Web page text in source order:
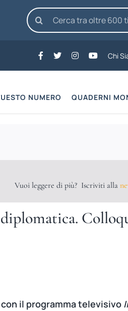
Cerca
per:
Chi
NUMERO QUADERNI
Vuoi leggere di più? Iscriviti alla
il programma televisivo